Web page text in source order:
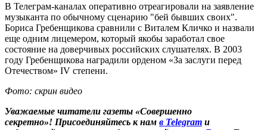
В Телеграм-каналах оперативно отреагировали на заявление
музыканта по обычному сценарию "бей бывших своих".
Бориса Гребенщикова сравнили с Виталем Кличко и назвали
еще одним лицемером, который якобы заработал свое
состояние на доверчивых российских слушателях. В 2003
году Гребенщикова наградили орденом «За заслуги перед
Отечеством» IV степени.
Фото: скрин видео
Уважаемые читатели газеты «Совершенно
секретно»! Присоединяйтесь к нам в Telegram и